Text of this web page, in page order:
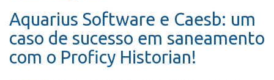
Aquarius Software e Caesb: um
caso de sucesso em saneamento
com o Proficy Historian!